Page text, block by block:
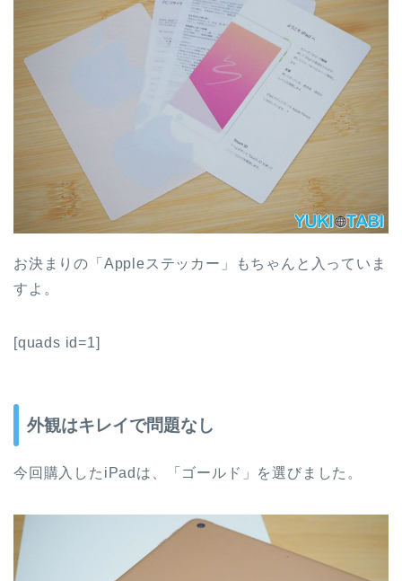
お決まりの「Appleステッカー」もちゃんと入っていま
すよ。
[quads id=1]
外観はキレイで問題なし
今回購入したiPadは、「ゴールド」を選びました。